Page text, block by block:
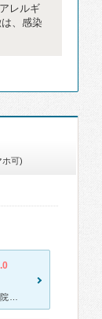
レルギ
、感染
ホ可)